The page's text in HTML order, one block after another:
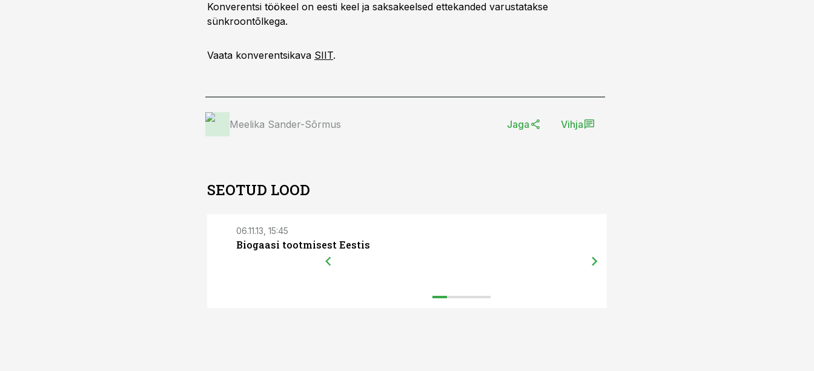
Konverentsi töökeel on eesti keel ja saksakeelsed ettekanded varustatakse
sünkroontõlkega.
Vaata konverentsikava SIIT.
Meelika Sander-Sõrmus Jaga Vihja
SEOTUD LOOD
06.11.13, 15:45
Biogaasi tootmisest Eestis